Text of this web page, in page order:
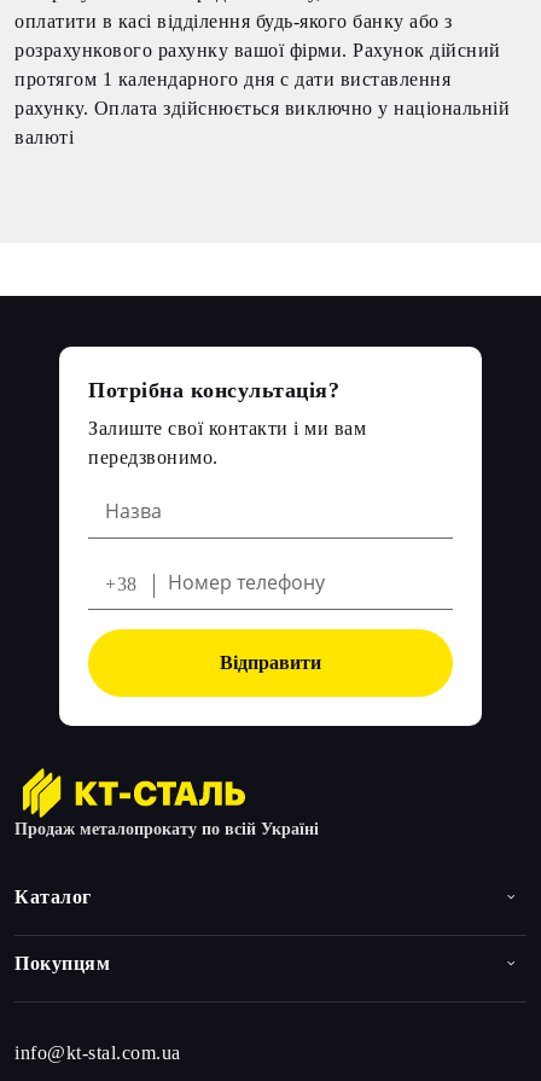
оплатити в касі відділення будь-якого банку або з
розрахункового рахунку вашої фірми. Рахунок дійсний
протягом 1 календарного дня с дати виставлення
рахунку. Оплата здійснюється виключно у національній
валюті
Продаж металопрокату по всій Україні
info@kt-stal.com.ua
Каталог
Покупцям
Потрібна консультація?
Залиште свої контакти і ми вам
передзвонимо.
+38
Відправити